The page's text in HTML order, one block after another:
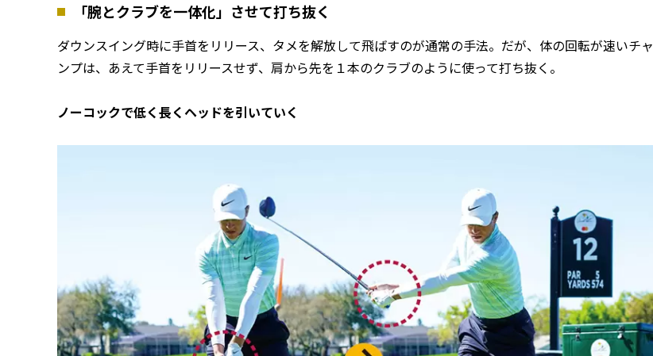
「腕とクラブを一体化」させて打ち抜く
ダウンスイング時に手首をリリース、タメを解放して飛ばすのが通常の手法。だが、体の回転が速いチャ
ンプは、あえて手首をリリースせず、肩から先を１本のクラブのように使って打ち抜く。
ノーコックで低く長くヘッドを引いていく